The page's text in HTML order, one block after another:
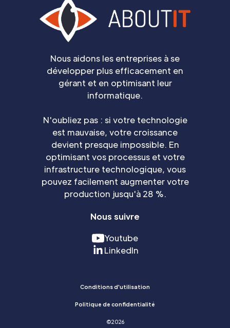
Nous aidons les entreprises à se
développer plus efficacement en
gérant et en optimisant leur
informatique.
N'oubliez pas : si votre technologie
est mauvaise, votre croissance
devient presque impossible. En
optimisant vos processus et votre
infrastructure technologique, vous
pouvez facilement augmenter votre
production jusqu'à 28 %.
Nous suivre
Youtube
LinkedIn
Conditions d'utilisation
Politique de confidentialité
©2026